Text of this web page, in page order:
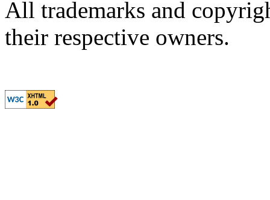
All trademarks and
their respective owners.